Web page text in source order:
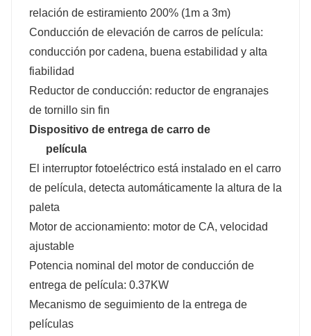
relación de estiramiento 200% (1m a 3m)
Conducción de elevación de carros de película:
conducción por cadena, buena estabilidad y alta
fiabilidad
Reductor de conducción: reductor de engranajes
de tornillo sin fin
Dispositivo de entrega de carro de
película
El interruptor fotoeléctrico está instalado en el carro
de película, detecta automáticamente la altura de la
paleta
Motor de accionamiento: motor de CA, velocidad
ajustable
Potencia nominal del motor de conducción de
entrega de película: 0.37KW
Mecanismo de seguimiento de la entrega de
películas